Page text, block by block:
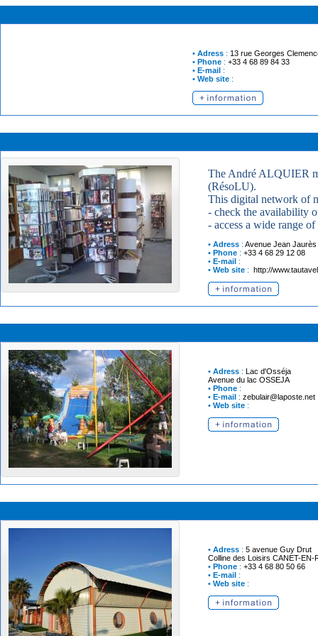
• Adress : 13 rue Georges
• Phone : +33 4 68 89 84 33
• E-mail :
• Web site :
The André ALQUIER
(RésoLU).
This digital network of
- check the availability
- access a wide range
• Adress : Avenue Jean Jaurès
• Phone : +33 4 68 29 12 08
• E-mail :
• Web site : http://
• Adress : Lac d'Osséja
Avenue du lac OSSEJA
• Phone :
• E-mail : zebulair@laposte.net
• Web site :
• Adress : 5 avenue Guy Drut
Colline des Loisirs CANET-EN-
• Phone : +33 4 68 80 50 66
• E-mail :
• Web site :